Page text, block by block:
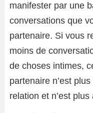
manifester par une
conversations que
partenaire. Si vous
moins de
de choses intimes,
partenaire n’est
relation et n’est